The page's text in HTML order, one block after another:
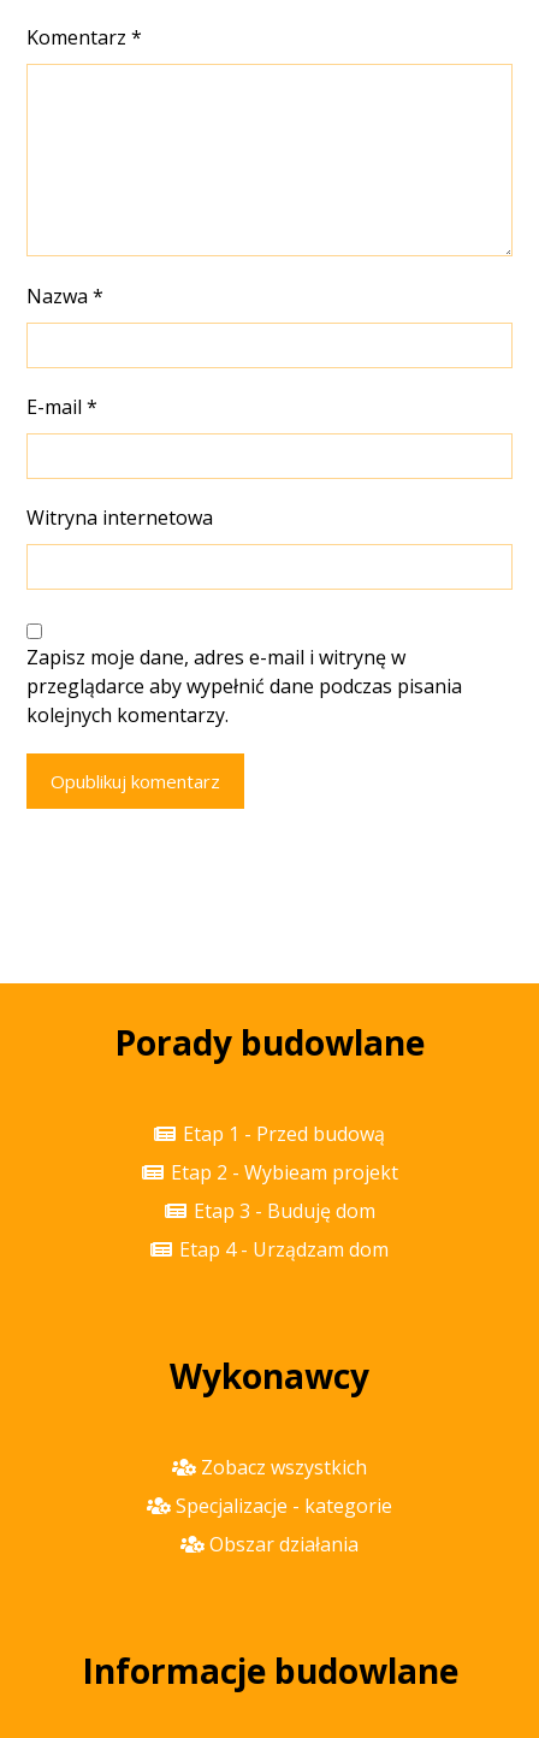
Komentarz*
Nazwa*
E-mail*
Witryna internetowa
Zapisz moje dane, adres e-mail i witrynę w
przeglądarce aby wypełnić dane podczas pisania
kolejnych komentarzy.
Opublikuj komentarz
Porady budowlane
Etap 1 - Przed budową
Etap 2 - Wybieam projekt
Etap 3 - Buduję dom
Etap 4 - Urządzam dom
Wykonawcy
Zobacz wszystkich
Specjalizacje - kategorie
Obszar działania
Informacje budowlane